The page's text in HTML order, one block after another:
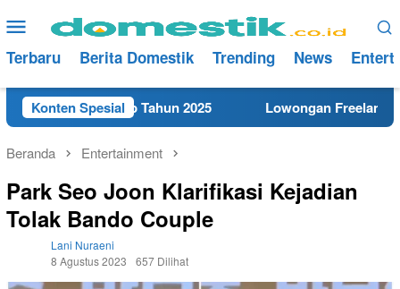
ke
konten
Menu
Mobile
Terbaru Berita Domestik Trending News
Konten Spesial
di Cilacap Tahun 2025 Lowongan Freelance
Beranda Entertainment
Park Seo Joon Klarifikasi Kejadian
Tolak Bando Couple
Lani Nuraeni
8 Agustus 2023
657 Dilihat